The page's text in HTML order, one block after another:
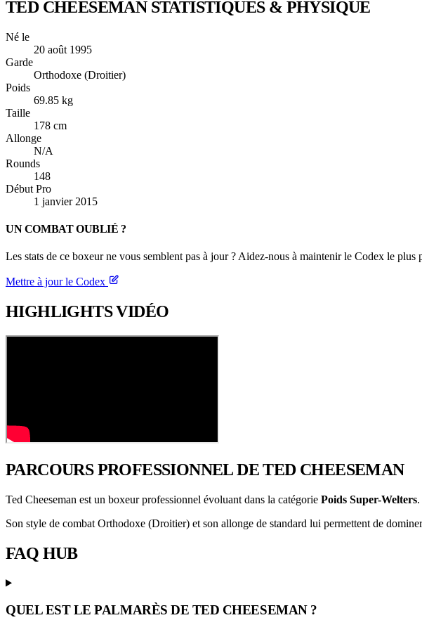
TED CHEESEMAN STATISTIQUES & PHYSIQUE
Né le
20 août 1995
Garde
Orthodoxe (Droitier)
Poids
69.85 kg
Taille
178 cm
Allonge
N/A
Rounds
148
Début Pro
1 janvier 2015
UN COMBAT OUBLIÉ ?
Les stats de ce boxeur ne vous semblent pas à jour ? Aidez-nous à maintenir le Codex le plus
Mettre à jour le Codex
HIGHLIGHTSVIDÉO
PARCOURS PROFESSIONNELDE TED CHEESEMAN
Ted Cheeseman est un boxeur professionnel évoluant dans la catégorie Poids Super-Welters
Son style de combat Orthodoxe (Droitier) et son allonge de standard lui permettent de
FAQ HUB
QUEL EST LE PALMARÈS DE TED CHEESEMAN ?